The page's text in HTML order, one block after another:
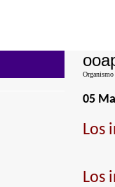
05
Los
Los